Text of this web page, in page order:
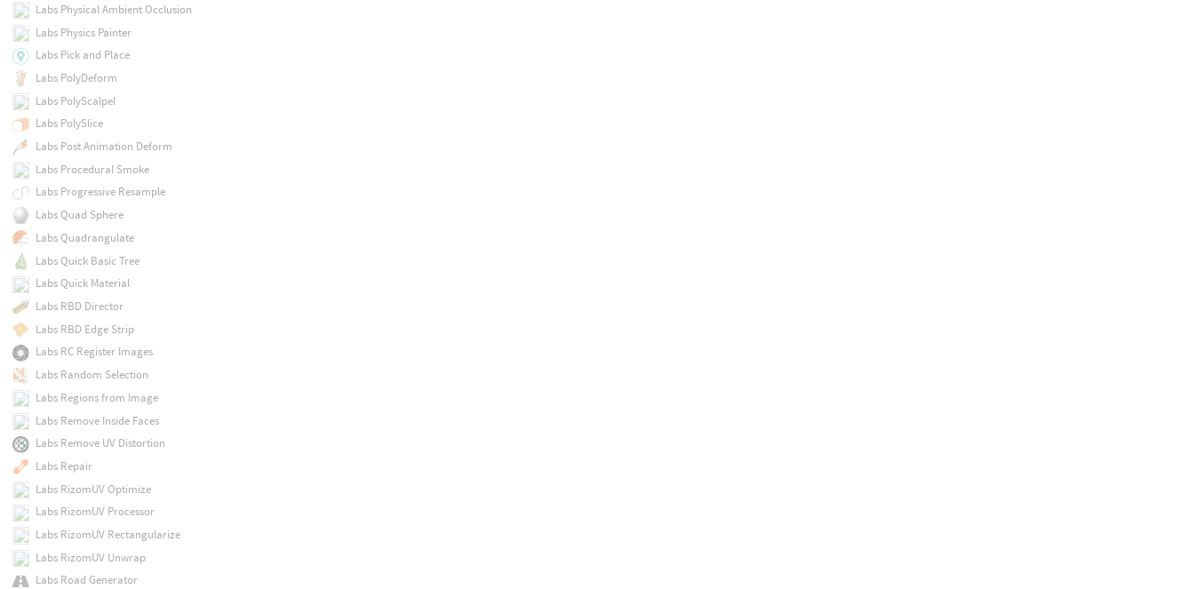
Labs Physical Ambient Occlusion
Labs Physics Painter
Labs Pick and Place
Labs PolyDeform
Labs PolyScalpel
Labs PolySlice
Labs Post Animation Deform
Labs Procedural Smoke
Labs Progressive Resample
Labs Quad Sphere
Labs Quadrangulate
Labs Quick Basic Tree
Labs Quick Material
Labs RBD Director
Labs RBD Edge Strip
Labs RC Register Images
Labs Random Selection
Labs Regions from Image
Labs Remove Inside Faces
Labs Remove UV Distortion
Labs Repair
Labs RizomUV Optimize
Labs RizomUV Processor
Labs RizomUV Rectangularize
Labs RizomUV Unwrap
Labs Road Generator